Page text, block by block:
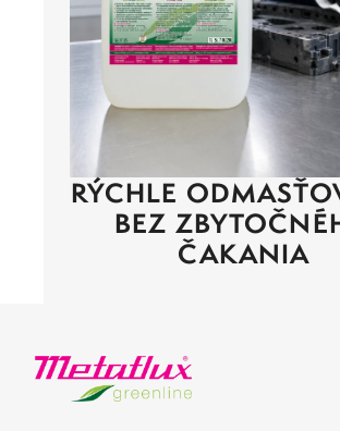
RÝCHLE
BEZ
ČAKANIA